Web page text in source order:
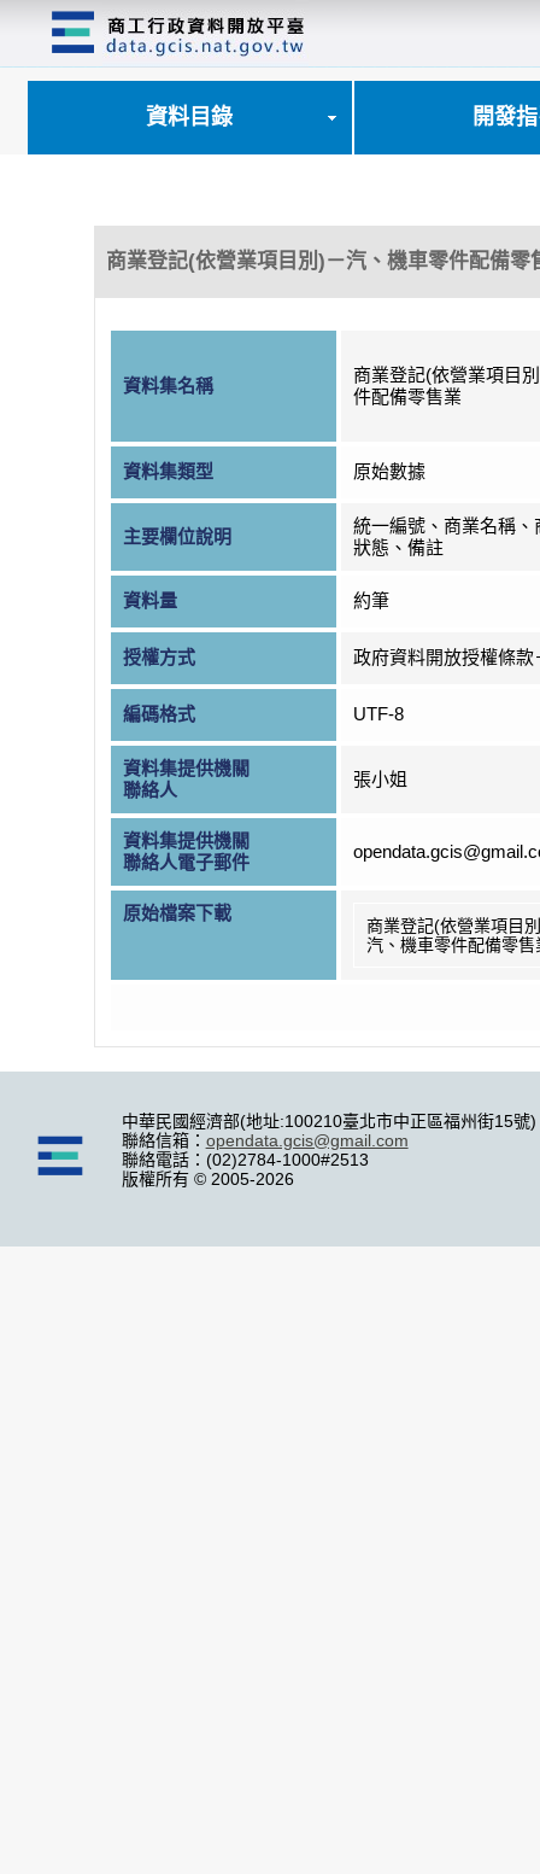
資料目錄 開發
商業登記(依營業項目別)－汽、機車零件配備零
資料集名稱
商業登記(依營業項目
件配備零售業
資料集類型 原始數據
主要欄位說明
統一編號、商業名稱、
狀態、備註
資料量 約筆
授權方式 政府資料開放授權條款
編碼格式 UTF-8
資料集提供機關
聯絡人
張小姐
資料集提供機關
聯絡人電子郵件
原始檔案下載
商業登記(依營業項目
汽、機車零件配備零售
中華民國經濟部(地址:100210臺北市中正區福州街15號)
聯絡信箱： opendata.gcis@gmail.com
聯絡電話：(02)2784-1000#2513
版權所有 © 2005-2026